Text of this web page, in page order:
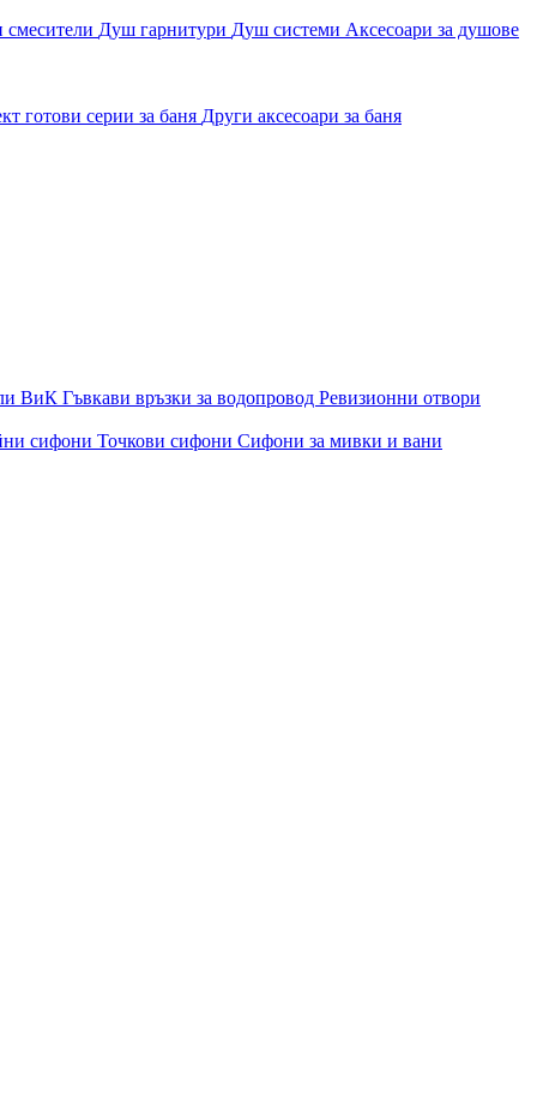
смесители Душ гарнитури Душ системи Аксесоари за душове
готови серии за баня Други аксесоари за баня
ВиК Гъвкави връзки за водопровод Ревизионни отвори
сифони Точкови сифони Сифони за мивки и вани